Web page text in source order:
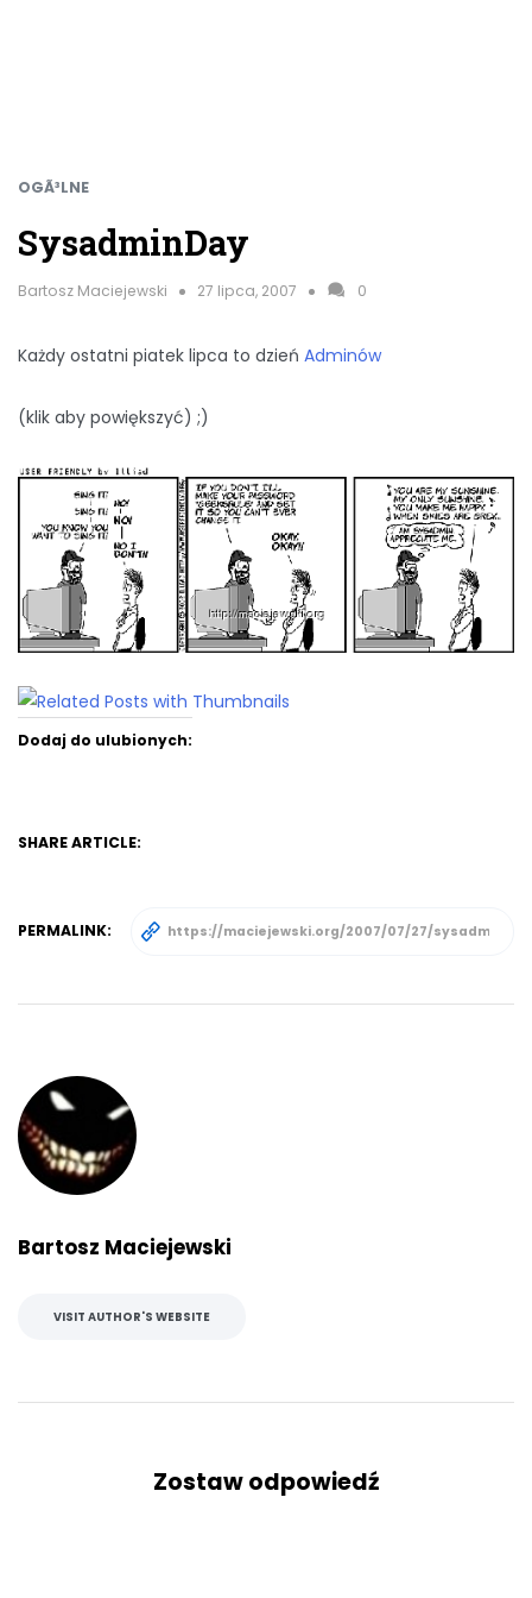
OGÃ³LNE
SysadminDay
Bartosz Maciejewski 27 lipca, 2007 0
Każdy ostatni piatek lipca to dzień Adminów
(klik aby powiększyć) ;)
Dodaj do ulubionych:
SHARE ARTICLE:
PERMALINK:
Bartosz Maciejewski
VISIT AUTHOR'S WEBSITE
Zostaw odpowiedź